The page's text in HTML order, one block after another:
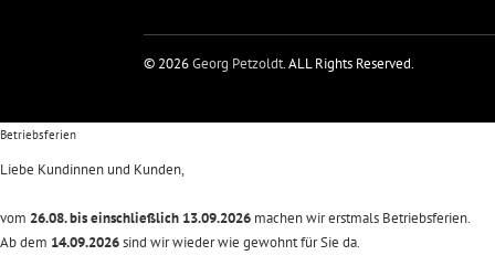
© 2026Georg Petzoldt. ALL Rights Reserved.
Betriebsferien
Liebe Kundinnen und Kunden,
vom 26.08. bis einschließlich 13.09.2026 machen wir erstmals Betriebsferien.
Ab dem 14.09.2026sind wir wieder wie gewohnt für Sie da.